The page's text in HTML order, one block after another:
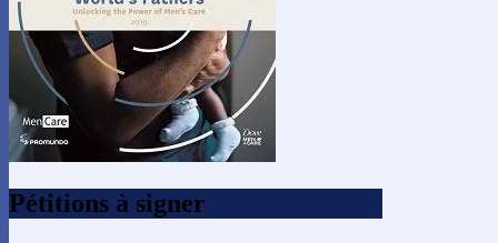
Pétitions à signer